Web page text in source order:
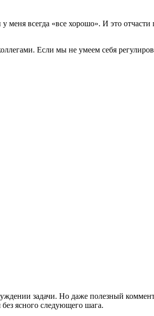
всегда «все хорошо». И это отчасти
Если мы не умеем себя
задачи. Но даже полезный
ясного следующего шага.